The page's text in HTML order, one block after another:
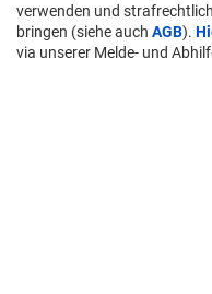
verwenden und
bringen (siehe auch AGB).
via unserer Melde- und